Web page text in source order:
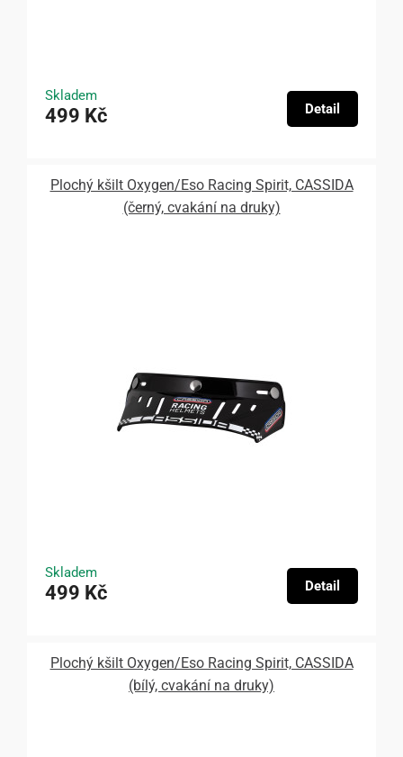
Skladem
499 Kč Detail
Plochý kšilt Oxygen/Eso Racing Spirit, CASSIDA
(černý, cvakání na druky)
Skladem
499 Kč Detail
Plochý kšilt Oxygen/Eso Racing Spirit, CASSIDA
(bílý, cvakání na druky)